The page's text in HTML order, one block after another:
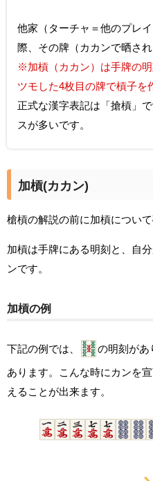
他家（ターチャ＝他のプレ
際、その牌（カカンで晒さ
※加槓（カカン）は手牌の
ツモした4枚目の牌で槓子を
正式な漢字表記は「搶槓」
スが多いです。
加槓(カカン)
槍槓の解説の前に加槓につい
加槓は手牌にある明刻と、自
ンです。
加槓の例
下記の例では、 の明刻があ
あります。こんな時にカンを
えることが出来ます。